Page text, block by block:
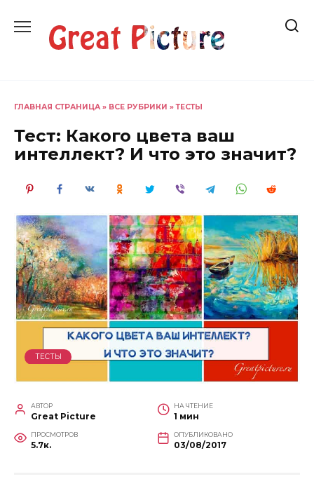
содержанию
ГЛАВНАЯ СТРАНИЦА » ВСЕ РУБРИКИ »ТЕСТЫ
Тест: Какого цвета ваш
интеллект? И что это значит?
ТЕСТЫ
АВТОР
Great Picture
НА ЧТЕНИЕ
1 мин
ПРОСМОТРОВ
5.7к.
ОПУБЛИКОВАНО
03/08/2017